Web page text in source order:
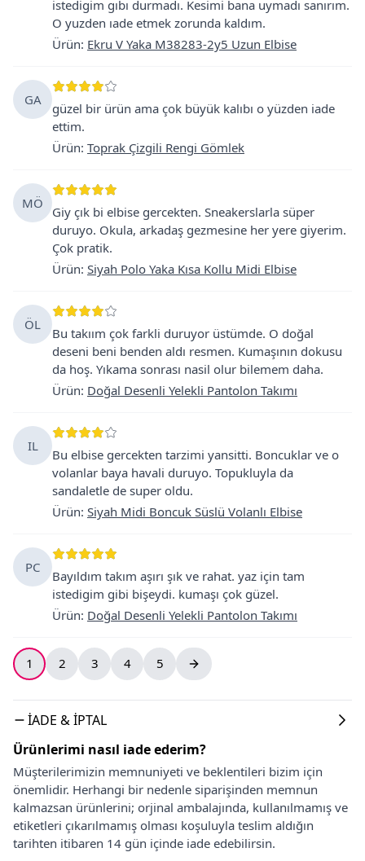
istedigim gıbı durmadı. Kesimi bana uymadı sanırım.
O yuzden ıade etmek zorunda kaldım.
Ürün: Ekru V Yaka M38283-2y5 Uzun Elbise
GA
güzel bir ürün ama çok büyük kalıbı o yüzden iade
ettim.
Ürün: Toprak Çizgili Rengi Gömlek
MÖ
Giy çık bi elbise gercekten. Sneakerslarla süper
duruyo. Okula, arkadaş gezmesine her yere giyerim.
Çok pratik.
Ürün: Siyah Polo Yaka Kısa Kollu Midi Elbise
ÖL
Bu takıım çok farkli duruyor üstümde. O doğal
deseni beni benden aldı resmen. Kumaşının dokusu
da hoş. Yıkama sonrası nasil olur bilemem daha.
Ürün: Doğal Desenli Yelekli Pantolon Takımı
IL
Bu elbise gercekten tarzimi yansitti. Boncuklar ve o
volanlar baya havali duruyo. Topukluyla da
sandaletle de super oldu.
Ürün: Siyah Midi Boncuk Süslü Volanlı Elbise
PC
Bayıldım takım aşırı şık ve rahat. yaz için tam
istedigim gibi bişeydi. kumaşı çok güzel.
Ürün: Doğal Desenli Yelekli Pantolon Takımı
1 2 3 4 5
İADE & İPTAL
Ürünlerimi nasıl iade ederim?
Müşterilerimizin memnuniyeti ve beklentileri bizim için
önemlidir. Herhangi bir nedenle siparişinden memnun
kalmazsan ürünlerini; orjinal ambalajında, kullanılmamış ve
etiketleri çıkarılmamış olması koşuluyla teslim aldığın
tarihten itibaren 14 gün içinde iade edebilirsin.